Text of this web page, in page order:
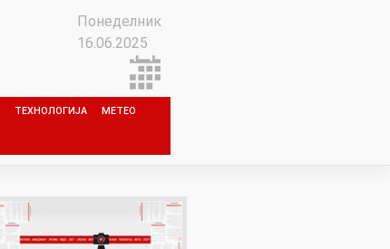
Понеделник
16.06.2025
ТЕХНОЛОГИЈА МЕТЕО